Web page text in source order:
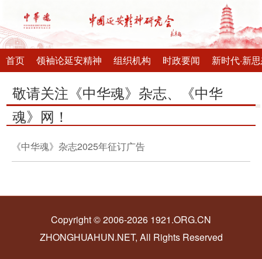
首页 领袖论延安精神 组织机构 时政要闻 新时代·新
敬请关注《中华魂》杂志、《中华
魂》网！
《中华魂》杂志2025年征订广告
Copyright © 2006-2026 1921.ORG.CN
ZHONGHUAHUN.NET, All Rights Reserved